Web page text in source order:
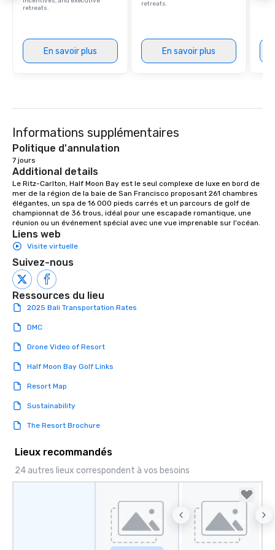
retreats.
En savoir plus
retreats.
En savoir plus
Informations supplémentaires
Politique d'annulation
7 jours
Additional details
Le Ritz-Carlton, Half Moon Bay est le seul complexe de luxe en bord de
mer de la région de la baie de San Francisco proposant 261 chambres
élégantes, un spa de 16 000 pieds carrés et un parcours de golf de
championnat de 36 trous, idéal pour une escapade romantique, une
réunion ou un événement spécial avec une vue imprenable sur l'océan.
Liens web
Visite virtuelle
Suivez-nous
Ressources du lieu
2025 Bali Transportation Rates
DMC
Drone Video of Resort
Half Moon Bay Golf Links
Resort Map
Sustainability
The Resort Brochure
Lieux recommandés
24 autres lieux correspondent à vos besoins